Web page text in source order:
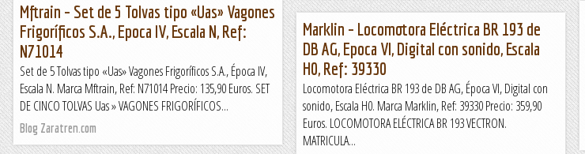
Mftrain – Set de 5 Tolvas tipo «Uas» Vagones
Frigoríficos S.A., Epoca IV, Escala N, Ref:
N71014
Set de 5 Tolvas tipo «Uas» Vagones Frigoríficos S.A., Época IV,
Escala N. Marca Mftrain, Ref: N71014 Precio: 135,90 Euros. SET
DE CINCO TOLVAS Uas » VAGONES FRIGORÍFICOS...
Blog Zaratren.com
Marklin – Locomotora Eléctrica BR 193 de
DB AG, Epoca VI, Digital con sonido, Escala
H0, Ref: 39330
Locomotora Eléctrica BR 193 de DB AG, Época VI, Digital con
sonido, Escala H0. Marca Marklin, Ref: 39330 Precio: 359,90
Euros. LOCOMOTORA ELÉCTRICA BR 193 VECTRON.
MATRICULA...